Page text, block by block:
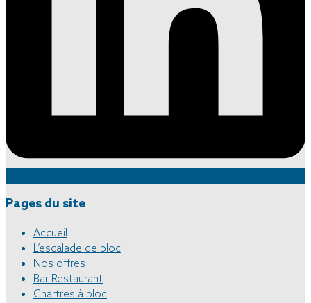
Pages du site
Accueil
L’escalade de bloc
Nos offres
Bar-Restaurant
Chartres à bloc